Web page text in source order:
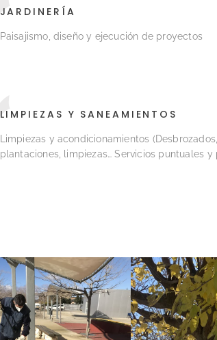
JARDINERÍA
Paisajismo, diseño y ejecución de proyectos
LIMPIEZAS Y SANEAMIENTOS
Limpiezas y acondicionamientos
plantaciones, limpiezas… Servicios puntuales